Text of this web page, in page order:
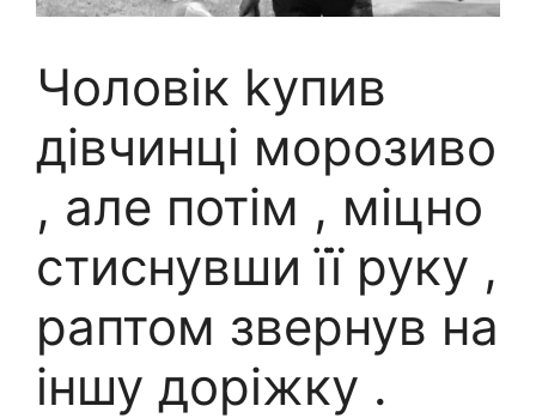
Чоловік kупив
дівчинці морозиво
, але потім , міцно
стиснувши її руку ,
раптом звернув на
іншу доріжку .